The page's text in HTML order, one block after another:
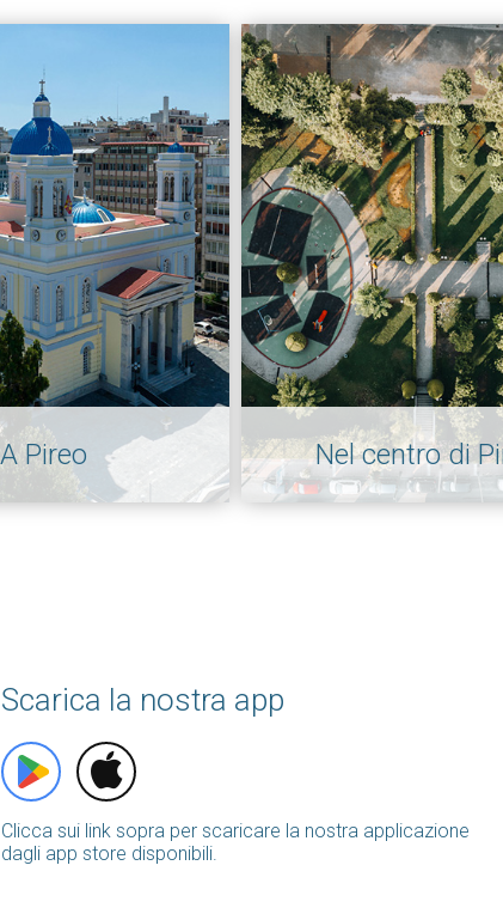
A Pireo Nel centro di
Scarica la nostra app
Clicca sui link sopra per scaricare la nostra applicazione
dagli app store disponibili.